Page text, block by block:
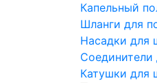
Капельный
Шланги для
Насадки для
Соединители
Катушки для